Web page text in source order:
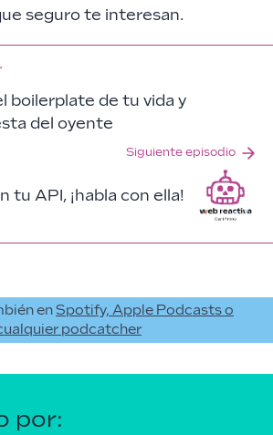
seguro te interesan.
boilerplate de tu vida y
del oyente
Siguiente episodio
tu API, ¡habla con ella!
en Spotify, Apple Podcasts o
podcatcher
por: